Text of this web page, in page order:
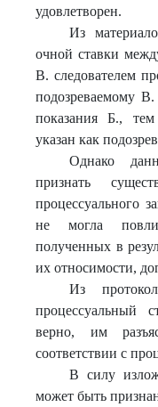
удовлетворен.
Из
очной ставки
В. следователем
подозреваемому
показания Б.,
указан как
Однако
признать
процессуального
не могла
полученных в
их относимости,
Из
процессуальный
верно, им
соответствии с
В силу
может быть